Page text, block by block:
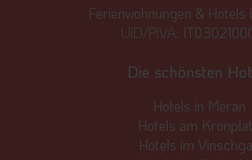
Ferienwohnungen & Hotels
UID/PIVA:
Die schönsten
Hotels in Meran
Hotels am
Hotels im